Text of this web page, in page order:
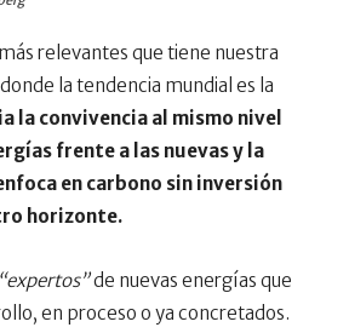
relevantes que tiene nuestra
la tendencia mundial es la
la convivencia al mismo nivel
frente a las nuevas y la
en carbono sin inversión
horizonte.
“expertos”de nuevas energías que
en proceso o ya concretados.